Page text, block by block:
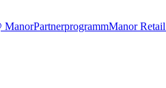
ManorPartnerprogrammManor